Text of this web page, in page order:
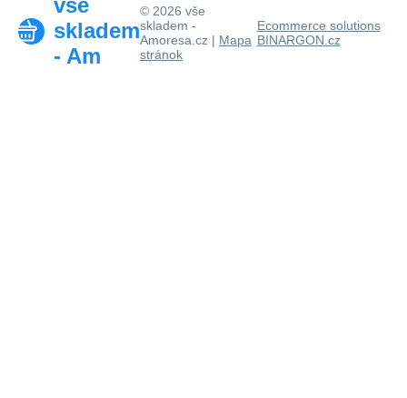
vše
skladem
- Am
© 2026 vše
skladem -
Amoresa.cz | Mapa
stránok
Ecommerce solutions
BINARGON.cz